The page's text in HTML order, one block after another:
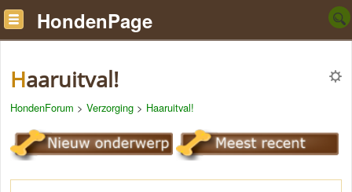
HondenPage
Haaruitval!
HondenForum > Verzorging > Haaruitval!